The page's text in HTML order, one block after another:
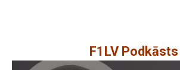
F1LV Podkāsts